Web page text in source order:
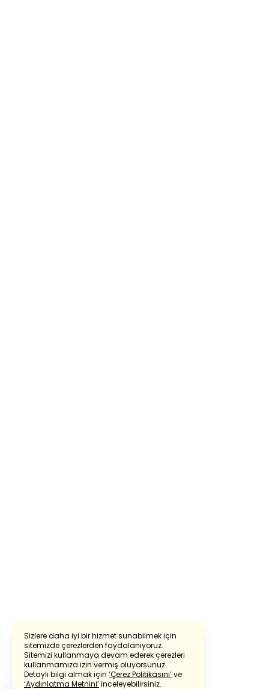
Sizlere daha iyi bir hizmet sunabilmek için
sitemizde çerezlerden faydalanıyoruz.
Sitemizi kullanmaya devam ederek çerezleri
kullanmamıza izin vermiş oluyorsunuz.
Detaylı bilgi almak için ‘Çerez Politikasını’ve
‘Aydınlatma Metnini’inceleyebilirsiniz.
Powered by Translate